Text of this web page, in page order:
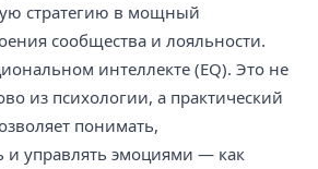
стратегию в мощный
сообщества и лояльности.
интеллекте (EQ). Это не
из психологии, а практический
понимать,
и управлять эмоциями — как